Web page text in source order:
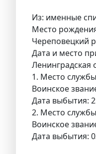
Из: именные
Место
Череповецкий
Дата и место
Ленинградская
1. Место
Воинское
Дата выбытия:
2. Место
Воинское
Дата выбытия: